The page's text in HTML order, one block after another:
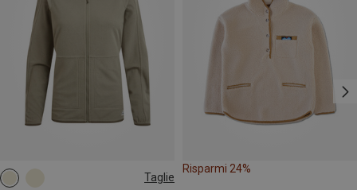
Taglie
XS
Risparmi 24%